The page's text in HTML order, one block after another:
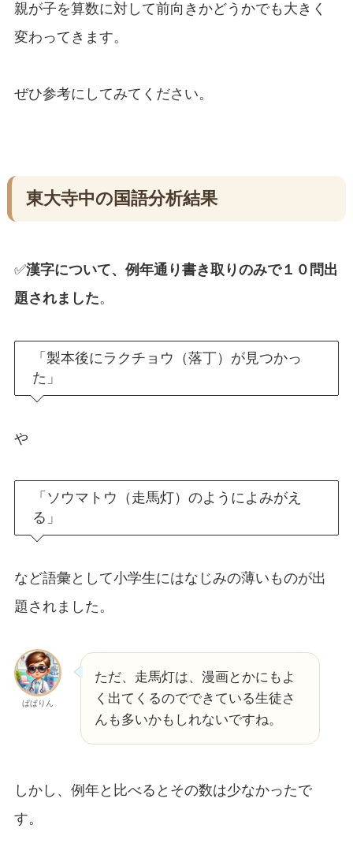
親が子を算数に対して前向きかどうかでも大きく
変わってきます。
ぜひ参考にしてみてください。
東大寺中の国語分析結果
✅漢字について、例年通り書き取りのみで１０問出
題されました。
「製本後にラクチョウ（落丁）が見つかっ
た」
や
「ソウマトウ（走馬灯）のようによみがえ
る」
など語彙として小学生にはなじみの薄いものが出
題されました。
ぱぱりん
ただ、走馬灯は、漫画とかにもよ
く出てくるのでできている生徒さ
んも多いかもしれないですね。
しかし、例年と比べるとその数は少なかったで
す。